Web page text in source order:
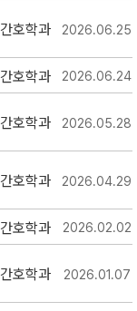
간호학과 2026.06.25
간호학과 2026.06.24
간호학과 2026.05.28
간호학과 2026.04.29
간호학과 2026.02.02
간호학과 2026.01.07